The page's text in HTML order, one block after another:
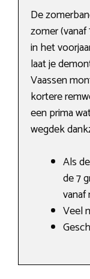
De
zomer
in het
laat je
Vaassen
kortere
een prima
wegdek
Als
de 7
Veel